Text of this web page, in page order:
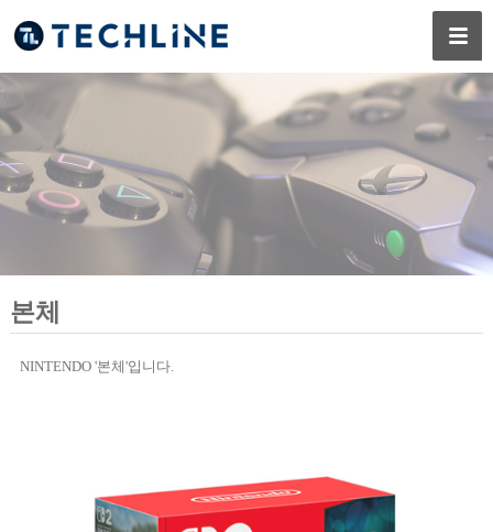
본체
NINTENDO '본체'입니다.